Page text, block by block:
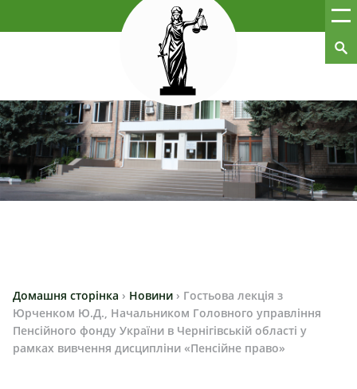
Домашня сторінка › Новини › Гостьова лекція з
Юрченком Ю.Д., Начальником Головного управління
Пенсійного фонду України в Чернігівській області у
рамках вивчення дисципліни «Пенсійне право»